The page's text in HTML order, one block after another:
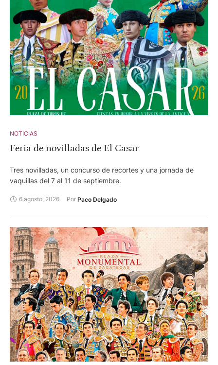
NOTICIAS
Feria de novilladas de El Casar
Tres novilladas, un concurso de recortes y una jornada de
vaquillas del 7 al 11 de septiembre.
6 agosto, 2026 Por Paco Delgado